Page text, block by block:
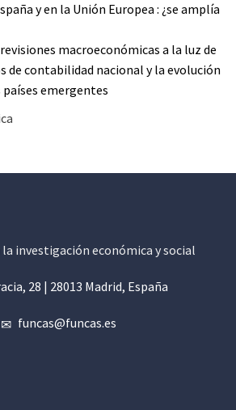
y en la Unión Europea : ¿se amplía
macroeconómicas a la luz de
de contabilidad nacional y la evolución
países emergentes
investigación económica y social
28 | 28013 Madrid, España
funcas@funcas.es